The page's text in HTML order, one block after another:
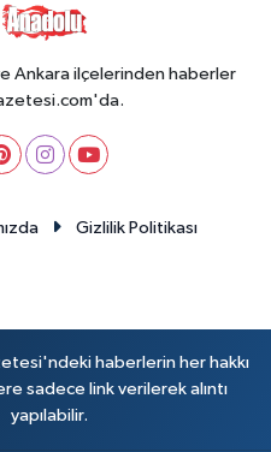
Ankara ilçelerinden haberler
Gizlilik Politikası
haberlerin her hakkı
sadece link verilerek alıntı
yapılabilir.